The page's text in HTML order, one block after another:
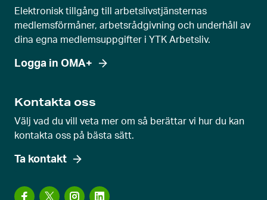
y
Elektronisk tillgång till arbetslivstjänsternas
medlemsförmåner, arbetsrådgivning och underhåll av
dina egna medlemsuppgifter i YTK Arbetsliv.
Logga in OMA+
Kontakta oss
Välj vad du vill veta mer om så berättar vi hur du kan
kontakta oss på bästa sätt.
Ta kontakt